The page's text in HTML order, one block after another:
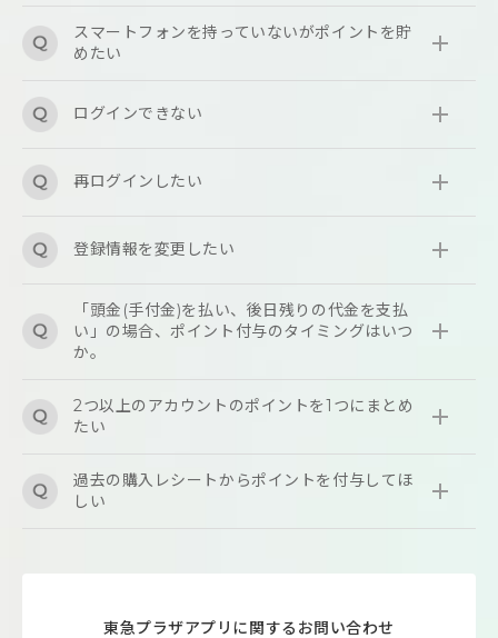
スマートフォンを持っていないがポイントを貯
めたい
ログインできない
再ログインしたい
登録情報を変更したい
「頭金(手付金)を払い、後日残りの代金を支払
い」の場合、ポイント付与のタイミングはいつ
か。
2つ以上のアカウントのポイントを1つにまとめ
たい
過去の購入レシートからポイントを付与してほ
しい
東急プラザアプリに関するお問い合わせ